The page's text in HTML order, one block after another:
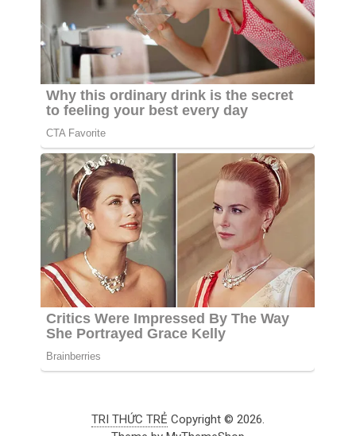
TRI THỨC TRẺ Copyright © 2026.